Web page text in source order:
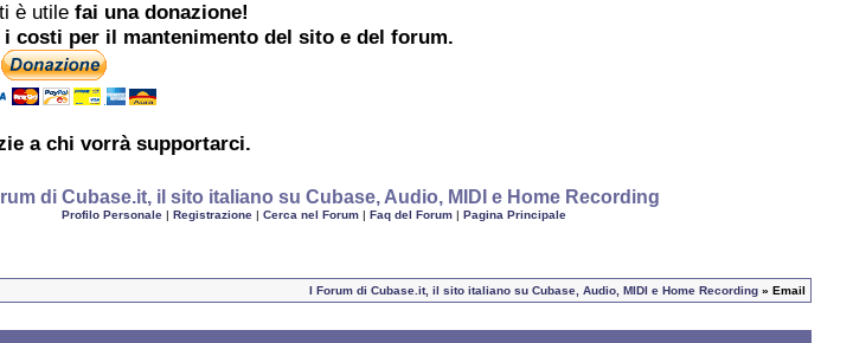
è utile fai una donazione!
costi per il mantenimento del sito e del forum.
a chi vorrà supportarci.
di Cubase.it, il sito italiano su Cubase, Audio, MIDI e Home Recording
Profilo Personale| Registrazione| Cerca nel Forum| Faq del Forum| Pagina Principale
I Forum di Cubase.it, il sito italiano su Cubase, Audio, MIDI e Home Recording » Email